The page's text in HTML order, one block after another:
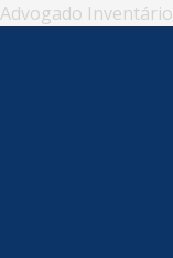
Advogado